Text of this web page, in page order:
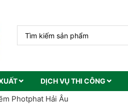
DỊCH VỤ THI CÔNG
Photphat Hải Âu